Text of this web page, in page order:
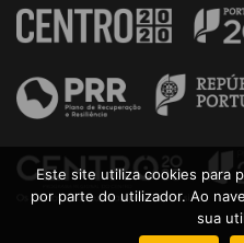
Este site utiliza cookies para
por parte do utilizador. Ao
sua